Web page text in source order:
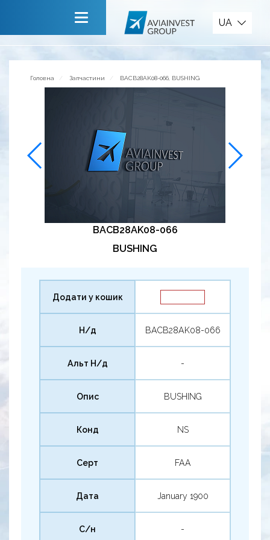
Зворотній зв’язок
UA
Головна Запчастини BACB28AK08-066, BUSHING
BACB28AK08-066
BUSHING
Додати у кошик
Н/д BACB28AK08-066
Альт Н/д -
Опис BUSHING
Конд NS
Серт FAA
Дата January 1900
С/н -